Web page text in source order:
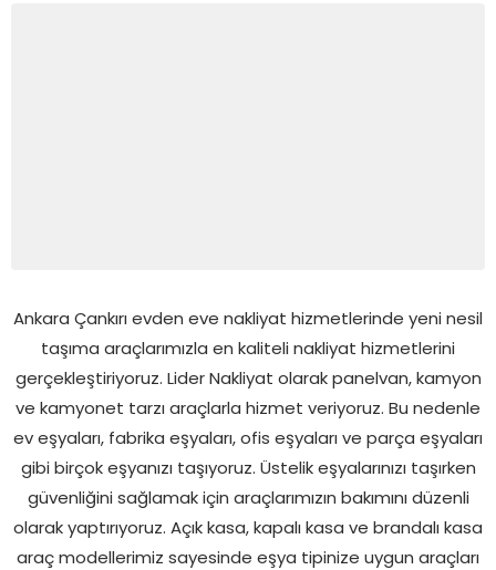
Ankara Çankırı evden eve nakliyat hizmetlerinde yeni nesil
taşıma araçlarımızla en kaliteli nakliyat hizmetlerini
gerçekleştiriyoruz. Lider Nakliyat olarak panelvan, kamyon
ve kamyonet tarzı araçlarla hizmet veriyoruz. Bu nedenle
ev eşyaları, fabrika eşyaları, ofis eşyaları ve parça eşyaları
gibi birçok eşyanızı taşıyoruz. Üstelik eşyalarınızı taşırken
güvenliğini sağlamak için araçlarımızın bakımını düzenli
olarak yaptırıyoruz. Açık kasa, kapalı kasa ve brandalı kasa
araç modellerimiz sayesinde eşya tipinize uygun araçları